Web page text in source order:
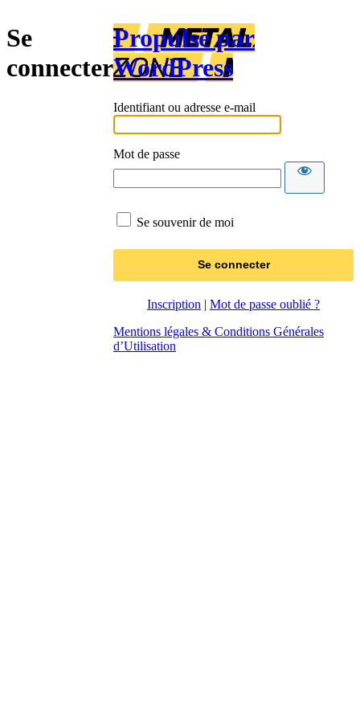
Se
connecter
Propulsé par
WordPress
Identifiant ou adresse e-mail
Mot de passe
Se souvenir de moi
Inscription | Mot de passe oublié ?
Mentions légales & Conditions Générales
d’Utilisation